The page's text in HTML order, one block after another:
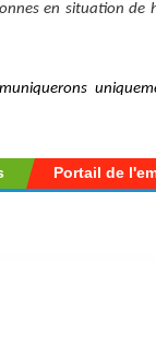
en situation de
Portail de